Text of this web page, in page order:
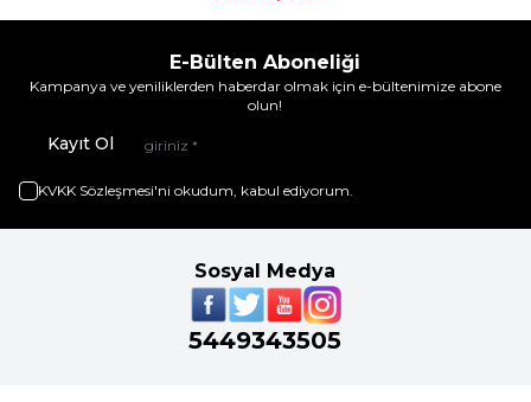
E-Bülten Aboneliği
Kampanya ve yeniliklerden haberdar olmak için e-bültenimize abone
olun!
Kayıt Ol
KVKK Sözleşmesi'ni okudum, kabul ediyorum.
Sosyal Medya
5449343505